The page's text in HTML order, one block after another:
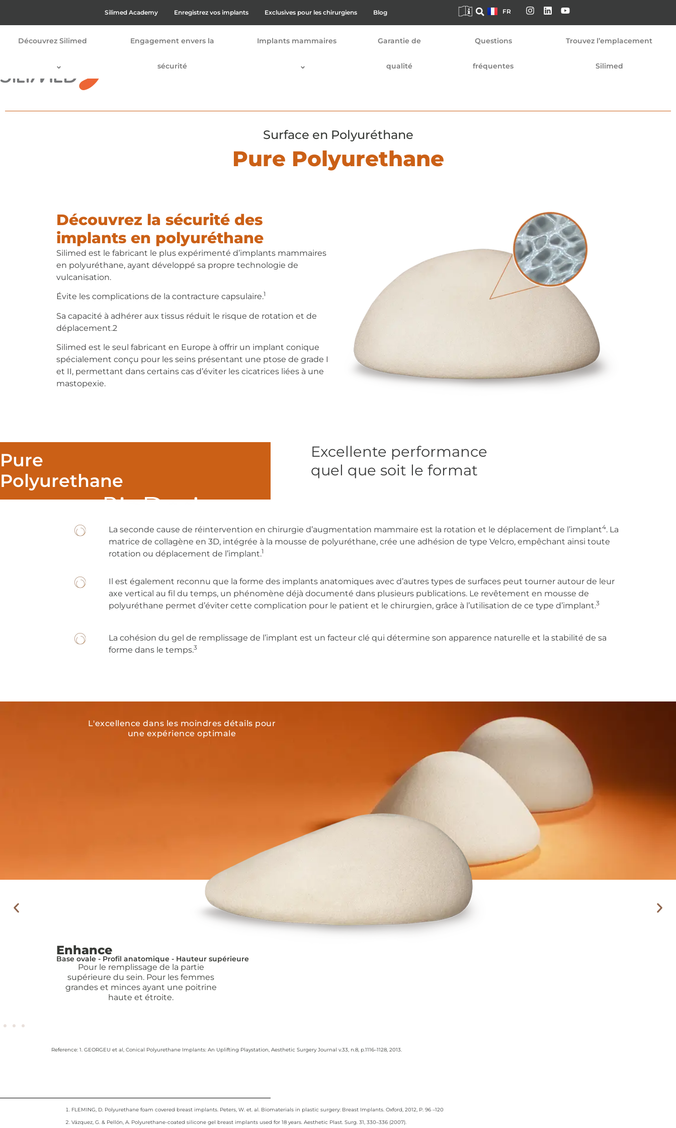
Découvrez Silimed Engagement envers la
sécurité
Implants mammaires Garantie de
qualité
Questions
fréquentes
Trouvez l’emplacement
Silimed
Silimed Academy Enregistrez vos implants Exclusives pour les chirurgiens Blog FR
EN
Surface en Polyuréthane
Pure Polyurethane
Découvrez la sécurité des
implants en polyuréthane
Silimed est le fabricant le plus expérimenté d’implants mammaires
en polyuréthane, ayant développé sa propre technologie de
vulcanisation.
Évite les complications de la contracture capsulaire.1
Sa capacité à adhérer aux tissus réduit le risque de rotation et de
déplacement.2
Silimed est le seul fabricant en Europe à offrir un implant conique
spécialement conçu pour les seins présentant une ptose de grade I
et II, permettant dans certains cas d’éviter les cicatrices liées à une
mastopexie.
Pure
Polyurethane
Excellente performance
quel que soit le format
La seconde cause de réintervention en chirurgie d’augmentation mammaire est la rotation et le déplacement de l’implant4. La
matrice de collagène en 3D, intégrée à la mousse de polyuréthane, crée une adhésion de type Velcro, empêchant ainsi toute
rotation ou déplacement de l’implant.1
Il est également reconnu que la forme des implants anatomiques avec d’autres types de surfaces peut tourner autour de leur
axe vertical au fil du temps, un phénomène déjà documenté dans plusieurs publications. Le revêtement en mousse de
polyuréthane permet d’éviter cette complication pour le patient et le chirurgien, grâce à l’utilisation de ce type d’implant.3
La cohésion du gel de remplissage de l’implant est un facteur clé qui détermine son apparence naturelle et la stabilité de sa
forme dans le temps.3
L'excellence dans les moindres détails pour
une expérience optimale
Découvrez
Ligne Biodesign Collection
Enhance
Base ovale - Profil anatomique - Hauteur supérieure
Pour le remplissage de la partie
supérieure du sein. Pour les femmes
grandes et minces ayant une poitrine
haute et étroite.
Reference: 1. GEORGEU et al, Conical Polyurethane Implants: An Uplifting Playstation, Aesthetic Surgery Journal v.33, n.8, p.1116–1128, 2013.
FLEMING, D. Polyurethane foam covered breast implants. Peters, W. et. al. Biomaterials in plastic surgery: Breast Implants. Oxford, 2012, P. 96 –120
Vázquez, G. & Pellón, A. Polyurethane-coated silicone gel breast implants used for 18 years. Aesthetic Plast. Surg. 31, 330–336 (2007).